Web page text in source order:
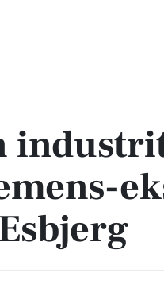
med Siemens-ekspertise søges i